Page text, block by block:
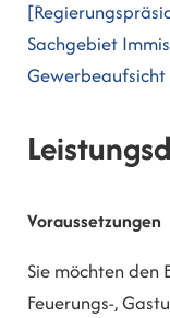
Sachgebiet
Voraussetzungen
Sie möchten
Feuerungs-,